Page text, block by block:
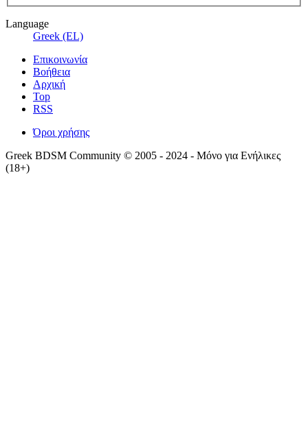
Language
Greek (EL)
Επικοινωνία
Βοήθεια
Αρχική
Top
RSS
Όροι χρήσης
Greek BDSM Community © 2005 - 2024 - Μόνο για Ενήλικες
(18+)